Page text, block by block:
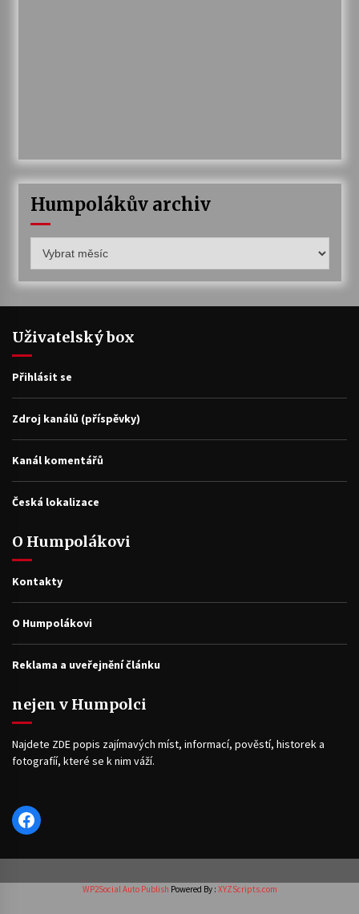
Humpolákův archiv
archiv
Uživatelský box
Přihlásit se
Zdroj kanálů (příspěvky)
Kanál komentářů
Česká lokalizace
O Humpolákovi
Kontakty
O Humpolákovi
Reklama a uveřejnění článku
nejen v Humpolci
Najdete ZDE popis zajímavých míst, informací, pověstí, historek a
fotografíí, které se k nim váží.
Facebook
WP2Social Auto Publish Powered By : XYZScripts.com